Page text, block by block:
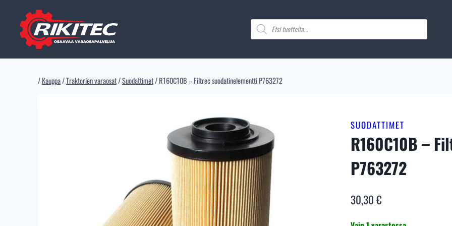
sisältöön
Products
search
/Kauppa/Traktorien varaosat/Suodattimet/R160C10B – Filtrec suodatinelementti P763272
SUODATTIMET
R160C10B –
P763272
30,30€